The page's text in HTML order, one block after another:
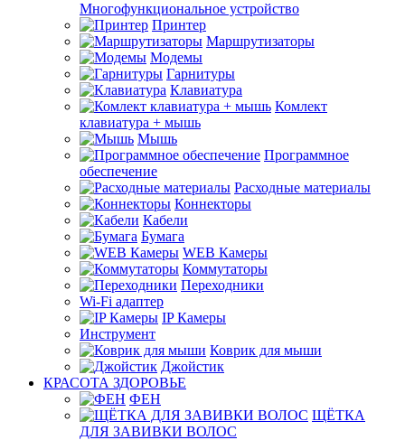
Многофункциональное устройство
Принтер
Маршрутизаторы
Модемы
Гарнитуры
Клавиатура
Комлект
клавиатура + мышь
Мышь
Программное
обеспечение
Расходные материалы
Коннекторы
Кабели
Бумага
WEB Камеры
Коммутаторы
Переходники
Wi-Fi адаптер
IP Камеры
Инструмент
Коврик для мыши
Джойстик
КРАСОТА ЗДОРОВЬЕ
ФЕН
ЩЁТКА
ДЛЯ ЗАВИВКИ ВОЛОС